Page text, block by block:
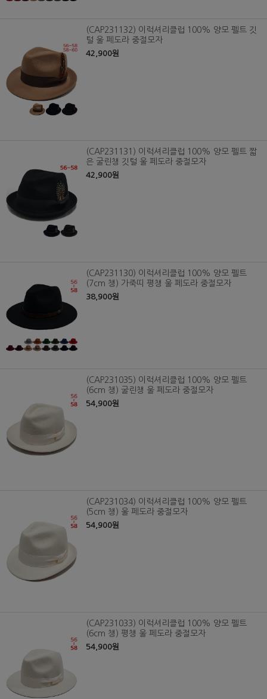
(CAP231132) 이럭셔리클럽 100% 양모 펠트 깃
털 울 페도라 중절모자
42,900원
(CAP231131) 이럭셔리클럽 100% 양모 펠트 짧
은 굴린챙 깃털 울 페도라 중절모자
42,900원
(CAP231130) 이럭셔리클럽 100% 양모 펠트
(7cm 챙) 가죽띠 평챙 울 페도라 중절모자
38,900원
(CAP231035) 이럭셔리클럽 100% 양모 펠트
(6cm 챙) 굴린챙 울 페도라 중절모자
54,900원
(CAP231034) 이럭셔리클럽 100% 양모 펠트
(5cm 챙) 울 페도라 중절모자
54,900원
(CAP231033) 이럭셔리클럽 100% 양모 펠트
(6cm 챙) 평챙 울 페도라 중절모자
54,900원